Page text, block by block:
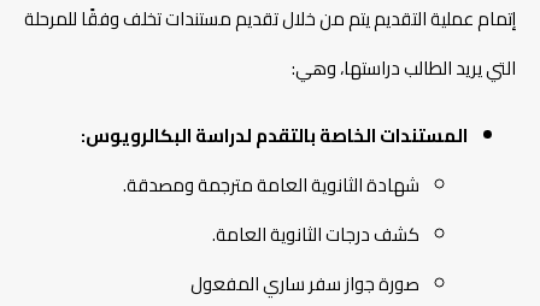
إتمام عملية التقديم يتم من خلال تقديم مستندات تخلف وفقًا للمرحلة
التي يريد الطالب دراستها، وهي:
المستندات الخاصة بالتقدم لدراسة البكالرويوس:
شهادة الثانوية العامة مترجمة ومصدقة.
كشف درجات الثانوية العامة.
صورة جواز سفر ساري المفعول